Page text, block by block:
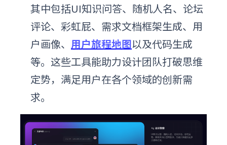
其中包括UI知识问答、随机人名、论坛
评论、彩虹屁、需求文档框架生成、用
户画像、 用户旅程地图以及代码生成
等。这些工具能助力设计团队打破思维
定势，满足用户在各个领域的创新需
求。